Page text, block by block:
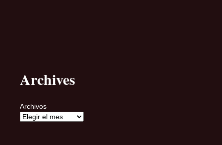
Archives
Archivos